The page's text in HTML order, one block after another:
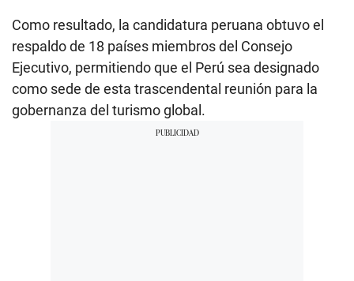
Como resultado, la candidatura peruana obtuvo el
respaldo de 18 países miembros del Consejo
Ejecutivo, permitiendo que el Perú sea designado
como sede de esta trascendental reunión para la
gobernanza del turismo global.